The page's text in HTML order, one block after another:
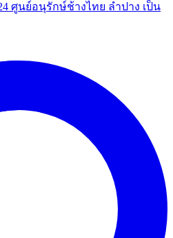
ศูนย์อนุรักษ์ช้างไทย ลำปาง เป็น